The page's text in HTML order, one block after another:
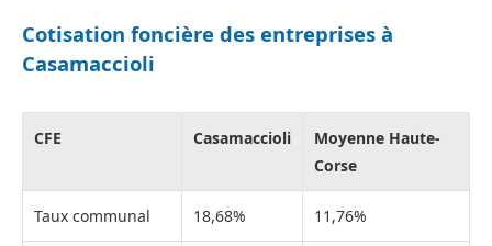
Cotisation foncière des entreprises à
Casamaccioli
CFE Casamaccioli
Moyenne Haute-
Corse
Taux communal 18,68% 11,76%